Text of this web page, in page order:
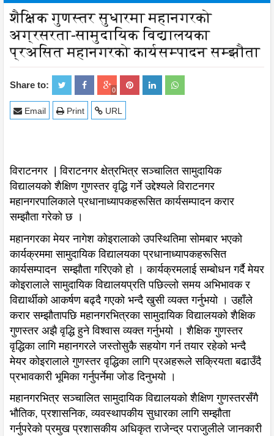
शैक्षिक गुणस्तर सुधारमा महानगरको
अग्रसरता-सामुदायिक विद्यालयका
प्रअसित महानगरको कार्यसम्पादन सम्झौता
Share to: 0
URL
Print
Email
विराटनगर | विराटनगर क्षेत्रभित्र सञ्चालित सामुदायिक
विद्यालयको शैक्षिण गुणस्तर वृद्धि गर्ने उद्देश्यले विराटनगर
महानगरपालिकाले प्रधानाध्यापकहरूसित कार्यसम्पादन करार
सम्झौता गरेको छ ।
महानगरका मेयर नागेश कोइरालाको उपस्थितिमा सोमबार भएको
कार्यक्रममा सामुदायिक विद्यालयका प्रधानाध्यापकहरूसित
कार्यसम्पादन सम्झौता गरिएको हो । कार्यक्रमलाई सम्बोधन गर्दै मेयर
कोइरालाले सामुदायिक विद्यालयप्रति पछिल्लो समय अभिभावक र
विद्यार्थीको आकर्षण बढ्दै गएको भन्दै खुसी व्यक्त गर्नुभयो । उहाँले
करार सम्झौतापछि महानगरभित्रका सामुदायिक विद्यालयको शैक्षिक
गुणस्तर अझै वृद्धि हुने विश्वास व्यक्त गर्नुभयो । शैक्षिक गुणस्तर
वृद्धिका लागि महानगरले जस्तोसुकै सहयोग गर्न तयार रहेको भन्दै
मेयर कोइरालाले गुणस्तर वृद्धिका लागि प्रअहरूले सक्रियता बढाउँदै
प्रभावकारी भूमिका गर्नुपर्नेमा जोड दिनुभयो ।
महानगरभित्र सञ्चालित सामुदायिक विद्यालयको शैक्षिण गुणस्तरसँगै
भौतिक, प्रशासनिक, व्यवस्थापकीय सुधारका लागि सम्झौता
गर्नुपरेको प्रमुख प्रशासकीय अधिकृत राजेन्द्र पराजुलीले जानकारी